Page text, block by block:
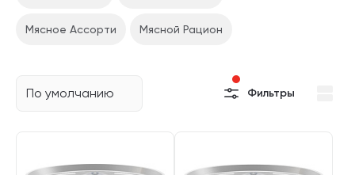
Мясное Ассорти Мясной Рацион
По умолчанию Фильтры